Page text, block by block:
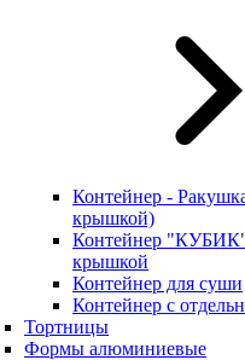
Контейнер -
крышкой)
Контейнер "КУБИК"
крышкой
Контейнер для суши
Контейнер с
Тортницы
Формы алюминиевые